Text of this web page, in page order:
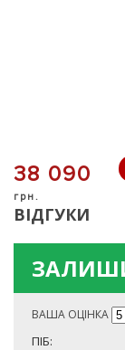
38 090
грн.
ВІДГУКИ
ВАША ОЦІНКА
ПІБ: